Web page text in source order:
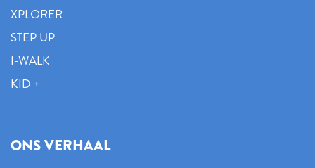
XPLORER
STEP UP
I-WALK
KID +
ONS VERHAAL